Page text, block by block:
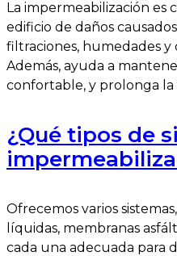
La impermeabilización es
edificio de daños
filtraciones, humedades
Además, ayuda a
confortable, y prolonga la
¿Qué tipos de
Ofrecemos varios
líquidas, membranas
cada una adecuada para